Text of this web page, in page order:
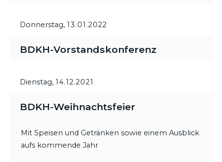
Donnerstag, 13.01.2022
BDKH-Vorstandskonferenz
Dienstag, 14.12.2021
BDKH-Weihnachtsfeier
Mit Speisen und Getränken sowie einem Ausblick
aufs kommende Jahr